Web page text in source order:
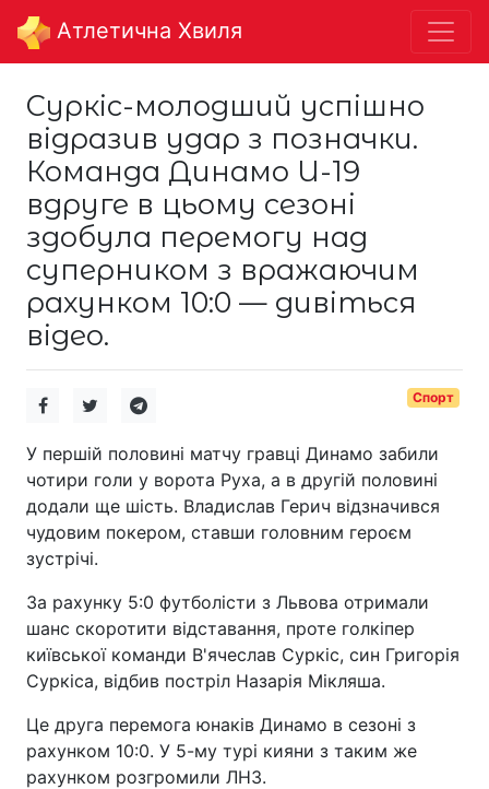
Aтлетична Хвиля
Суркіс-молодший успішно
відразив удар з позначки.
Команда Динамо U-19
вдруге в цьому сезоні
здобула перемогу над
суперником з вражаючим
рахунком 10:0 — дивіться
відео.
Спорт
У першій половині матчу гравці Динамо забили
чотири голи у ворота Руха, а в другій половині
додали ще шість. Владислав Герич відзначився
чудовим покером, ставши головним героєм
зустрічі.
За рахунку 5:0 футболісти з Львова отримали
шанс скоротити відставання, проте голкіпер
київської команди В'ячеслав Суркіс, син Григорія
Суркіса, відбив постріл Назарія Мікляша.
Це друга перемога юнаків Динамо в сезоні з
рахунком 10:0. У 5-му турі кияни з таким же
рахунком розгромили ЛНЗ.